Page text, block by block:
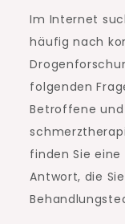
Im Internet
häufig nach
folgenden
Betroffene
finden Sie
Antwort, die